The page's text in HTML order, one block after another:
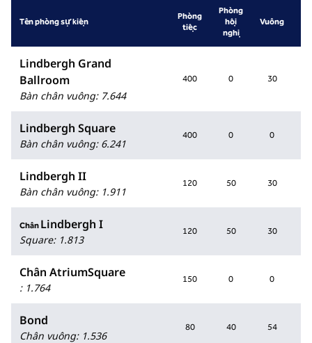
Tên phòng sự kiện
Phòng
tiệc
Phòng
hội
nghị
Vuông
Lindbergh Grand
Ballroom
Bàn chân vuông: 7.644
400 0 30
Lindbergh Square
Bàn chân vuông: 6.241
400 0 0
Lindbergh II
Bàn chân vuông: 1.911
120 50 30
Chân Lindbergh I
Square: 1.813
120 50 30
Chân AtriumSquare
: 1.764
150 0 0
Bond
Chân vuông: 1.536
80 40 54